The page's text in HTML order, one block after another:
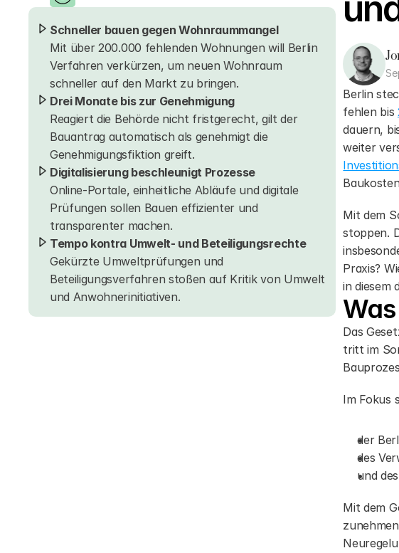
Schneller
Mit über 200.000 fehlenden Wohnungen will Berlin
Verfahren verkürzen, um neuen Wohnraum
schneller auf den Markt zu bringen.
Drei Monate
Reagiert die Behörde nicht fristgerecht, gilt der
Bauantrag automatisch als genehmigt die
Genehmigungsfiktion greift.
Digitalisierung
Online-Portale, einheitliche Abläufe und digitale
Prüfungen sollen Bauen effizienter und
transparenter machen.
Tempo kontra
Gekürzte Umweltprüfungen und
Beteiligungsverfahren stoßen auf Kritik von Umwelt
und Anwohnerinitiativen.
Berlin
fehlen bis
dauern,
Mit dem
stoppen.
Praxis?
in diesem
Das
tritt im
Im Fokus
der
des
und
Mit dem